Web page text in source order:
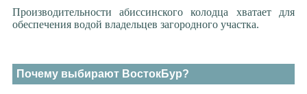
Производительности абиссинского колодца хватает для
обеспечения водой владельцев загородного участка.
Почему выбирают ВостокБур?